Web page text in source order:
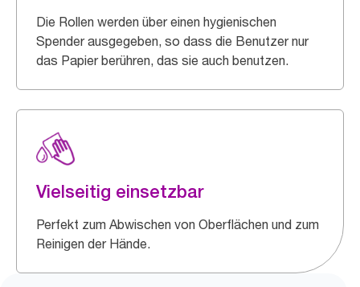
Die Rollen werden über einen hygienischen
Spender ausgegeben, so dass die Benutzer nur
das Papier berühren, das sie auch benutzen.
Vielseitig einsetzbar
Perfekt zum Abwischen von Oberflächen und zum
Reinigen der Hände.